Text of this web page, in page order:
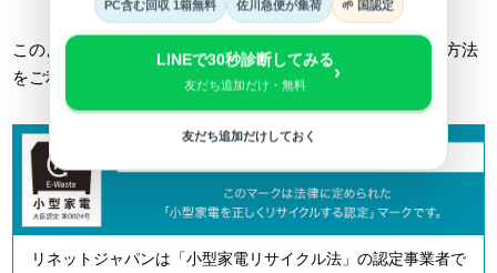
このようなトラブルに巻き込まれない為にも、正しい回収方法
をご利用ください。
リネットジャパンは「小型家電リサイクル法」の認定事業者で
PC含む回収 1箱無料 佐川急便が集荷 🌱 国認定
LINEで30秒診断してみる
友だち追加だけ・無料
›
友だち追加だけしておく